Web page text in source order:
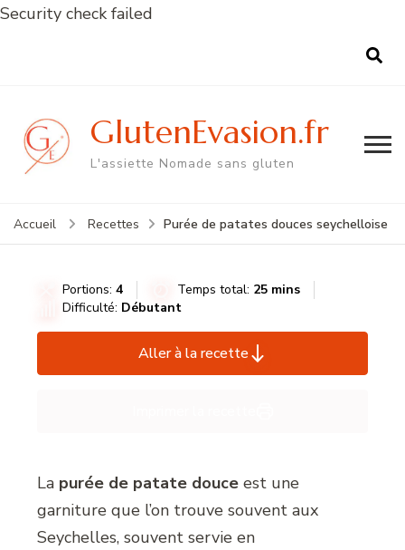
Security check failed
GlutenEvasion.fr
L'assiette Nomade sans gluten
Accueil Recettes Purée de patates douces seychelloise
Portions:4 Temps total: 25 mins
Difficulté: Débutant
Aller à la recette
La purée de patate douce est une
garniture que l’on trouve souvent aux
Seychelles, souvent servie en